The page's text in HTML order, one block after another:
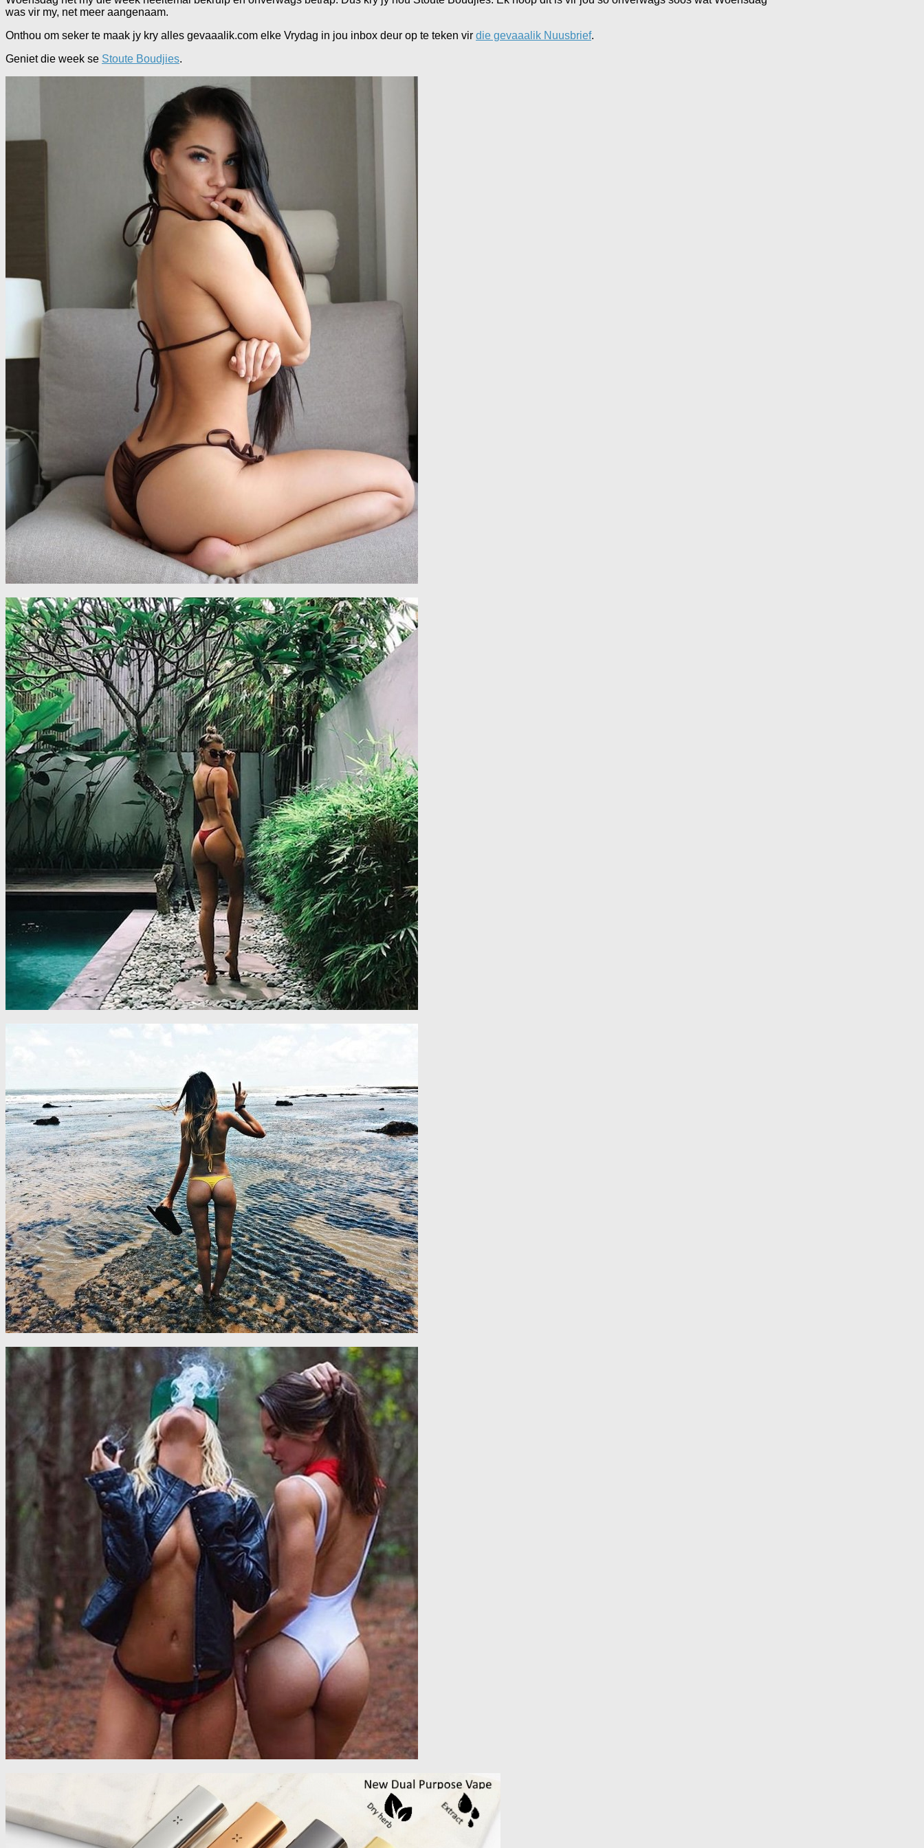
was vir my, net meer aangenaam.
Onthou om seker te maak jy kry alles gevaaalik.com elke Vrydag in jou inbox deur op te teken vir die gevaaalik Nuusbrief.
Geniet die week se Stoute Boudjies.